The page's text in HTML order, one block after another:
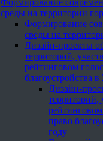
Формирование
среды на территории
Формирование
среды на
Дизайн-проекты
территорий,
рейтинговом
благоустройства в
Дизайн-
территорий,
право
году